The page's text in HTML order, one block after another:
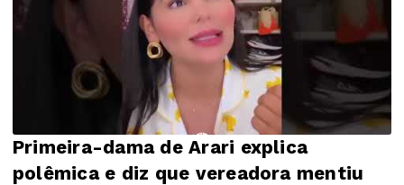
Primeira-dama de Arari explica
polêmica e diz que vereadora mentiu